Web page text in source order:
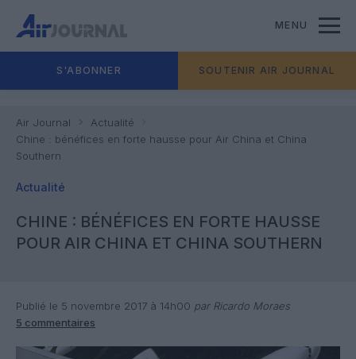
MENU
S'ABONNER SOUTENIR AIR JOURNAL
Air Journal
Actualité
Chine : bénéfices en forte hausse pour Air China et China
Southern
Actualité
CHINE : BÉNÉFICES EN FORTE HAUSSE
POUR AIR CHINA ET CHINA SOUTHERN
Publié le 5 novembre 2017 à 14h00 par Ricardo Moraes
5 commentaires